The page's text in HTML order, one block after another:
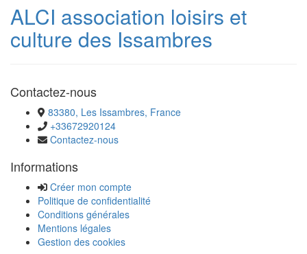
ALCI association loisirs et
culture des Issambres
Contactez-nous
83380, Les Issambres, France
+33672920124
Contactez-nous
Informations
Créer mon compte
Politique de confidentialité
Conditions générales
Mentions légales
Gestion des cookies